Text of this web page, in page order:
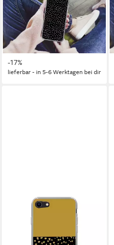
Handyhülle für Apple iPhone
7 Polka dots - Schwarz -
Weiß, Smartphone-Bumper,
Print, Handy Schutzhülle Dünn
19,95 € UVP24,00 €
-17%
lieferbar - in 5-6 Werktagen bei dir